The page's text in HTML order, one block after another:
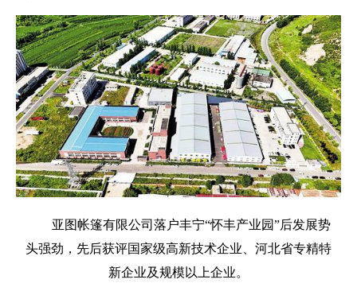
亚图帐篷有限公司落户丰宁“怀丰产业园”后发展势
头强劲，先后获评国家级高新技术企业、河北省专精特
新企业及规模以上企业。